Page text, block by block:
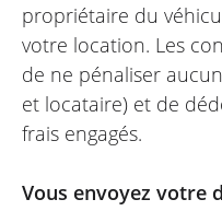
propriétaire du
votre location. Les
de ne pénaliser
et locataire) et de
frais engagés.
Vous envoyez votre